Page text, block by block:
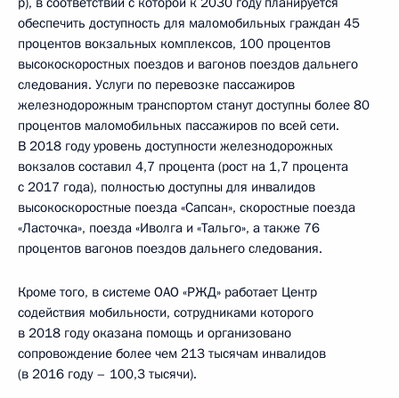
обеспечить доступность для маломобильных граждан 45
процентов вокзальных комплексов, 100 процентов
высокоскоростных поездов и вагонов поездов дальнего
следования. Услуги по перевозке пассажиров
железнодорожным транспортом станут доступны более 80
процентов маломобильных пассажиров по всей сети.
В 2018 году уровень доступности железнодорожных
вокзалов составил 4,7 процента (рост на 1,7 процента
с 2017 года), полностью доступны для инвалидов
высокоскоростные поезда «Сапсан», скоростные поезда
«Ласточка», поезда «Иволга и «Тальго», а также 76
процентов вагонов поездов дальнего следования.
Кроме того, в системе ОАО «РЖД» работает Центр
содействия мобильности, сотрудниками которого
в 2018 году оказана помощь и организовано
сопровождение более чем 213 тысячам инвалидов
(в 2016 году – 100,3 тысячи).